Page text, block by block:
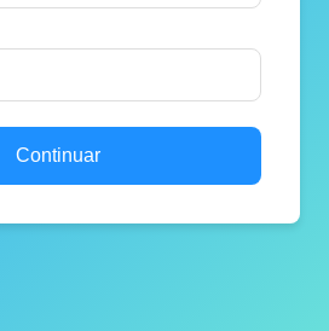
Continuar